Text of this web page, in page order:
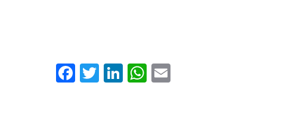
Facebook
Twitter
LinkedInWhatsApp